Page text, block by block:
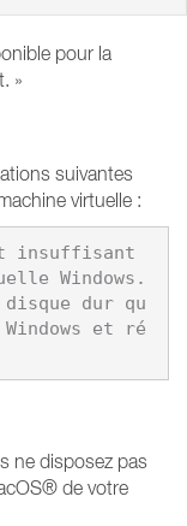
pour la
»
suivantes
virtuelle :
insuffisant
Windows.
disque dur qu
et ré
ne disposez pas
de votre